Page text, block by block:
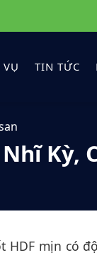
TIN TỨC
Nhĩ
mịn có